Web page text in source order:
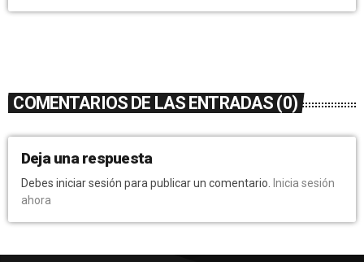
COMENTARIOS DE LAS ENTRADAS (0)
Deja una respuesta
Debes iniciar sesión para publicar un comentario.
Inicia sesión
ahora